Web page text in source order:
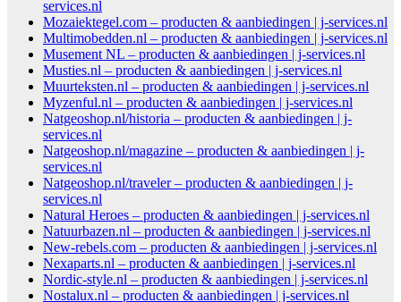
services.nl
Mozaiektegel.com – producten & aanbiedingen | j-services.nl
Multimobedden.nl – producten & aanbiedingen | j-services.nl
Musement NL – producten & aanbiedingen | j-services.nl
Musties.nl – producten & aanbiedingen | j-services.nl
Muurteksten.nl – producten & aanbiedingen | j-services.nl
Myzenful.nl – producten & aanbiedingen | j-services.nl
Natgeoshop.nl/historia – producten & aanbiedingen | j-
services.nl
Natgeoshop.nl/magazine – producten & aanbiedingen | j-
services.nl
Natgeoshop.nl/traveler – producten & aanbiedingen | j-
services.nl
Natural Heroes – producten & aanbiedingen | j-services.nl
Natuurbazen.nl – producten & aanbiedingen | j-services.nl
New-rebels.com – producten & aanbiedingen | j-services.nl
Nexaparts.nl – producten & aanbiedingen | j-services.nl
Nordic-style.nl – producten & aanbiedingen | j-services.nl
Nostalux.nl – producten & aanbiedingen | j-services.nl